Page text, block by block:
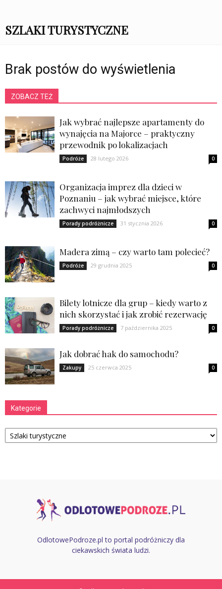
SZLAKI TURYSTYCZNE
Brak postów do wyświetlenia
ZOBACZ TEŻ
Jak wybrać najlepsze apartamenty do
wynajęcia na Majorce – praktyczny
przewodnik po lokalizacjach
Podróże 28 lutego 2026 0
Organizacja imprez dla dzieci w
Poznaniu – jak wybrać miejsce, które
zachwyci najmłodszych
Porady podróżnicze 31 stycznia 2026 0
Madera zimą – czy warto tam polecieć?
Podróże 29 grudnia 2025 0
Bilety lotnicze dla grup – kiedy warto z
nich skorzystać i jak zrobić rezerwację
Porady podróżnicze 7 października 2025 0
Jak dobrać hak do samochodu?
Zakupy 25 czerwca 2025 0
Kategorie
Kategorie
OdlotowePodroze.pl to portal podróżniczy dla
ciekawskich świata ludzi.